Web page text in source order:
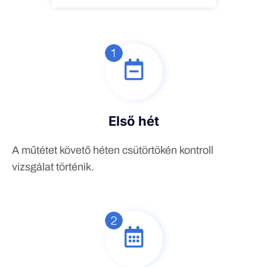
Első hét
A műtétet követő héten csütörtökén kontroll
vizsgálat történik.